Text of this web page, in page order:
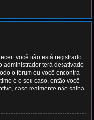
você não está registrado
administrador terá desativado
o fórum ou você encontra-
é o seu caso, então você
caso realmente não saiba.